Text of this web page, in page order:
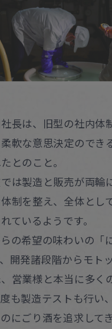
長は、旧型の社内体
軟な意思決定のでき
とのこと。
は製造と販売が両輪
制を整え、全体とし
ているようです。
の希望の味わいの「
開発諸段階からモト
営業様と本当に多く
も製造テストも行い
にごり酒を追求して